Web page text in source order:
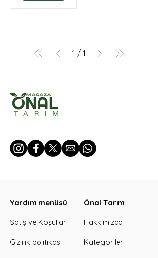
1 / 1
Yardım menüsü
Satış ve Koşullar
Gizlilik politikası
Önal Tarım
Hakkımızda
Kategoriler